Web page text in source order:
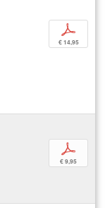
p
€ 14,95
p
€ 9,95